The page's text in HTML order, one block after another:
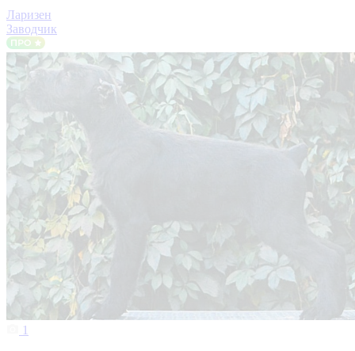
Ларизен
Заводчик
1